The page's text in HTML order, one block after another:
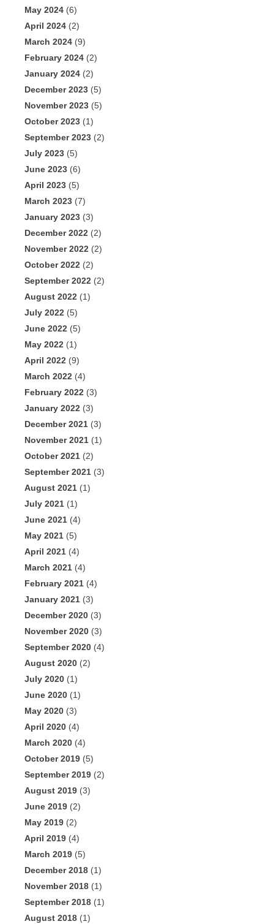
May 2024 (6)
April 2024 (2)
March 2024 (9)
February 2024 (2)
January 2024 (2)
December 2023 (5)
November 2023 (5)
October 2023 (1)
September 2023 (2)
July 2023 (5)
June 2023 (6)
April 2023 (5)
March 2023 (7)
January 2023 (3)
December 2022 (2)
November 2022 (2)
October 2022 (2)
September 2022 (2)
August 2022 (1)
July 2022 (5)
June 2022 (5)
May 2022 (1)
April 2022 (9)
March 2022 (4)
February 2022 (3)
January 2022 (3)
December 2021 (3)
November 2021 (1)
October 2021 (2)
September 2021 (3)
August 2021 (1)
July 2021 (1)
June 2021 (4)
May 2021 (5)
April 2021 (4)
March 2021 (4)
February 2021 (4)
January 2021 (3)
December 2020 (3)
November 2020 (3)
September 2020 (4)
August 2020 (2)
July 2020 (1)
June 2020 (1)
May 2020 (3)
April 2020 (4)
March 2020 (4)
October 2019 (5)
September 2019 (2)
August 2019 (3)
June 2019 (2)
May 2019 (2)
April 2019 (4)
March 2019 (5)
December 2018 (1)
November 2018 (1)
September 2018 (1)
August 2018 (1)